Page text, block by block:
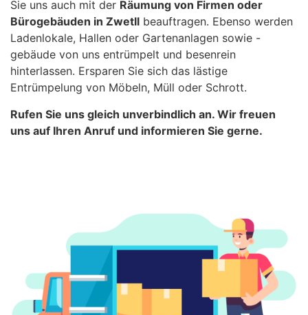
Sie uns auch mit der Räumung von Firmen oder
Bürogebäuden in Zwetll beauftragen. Ebenso werden
Ladenlokale, Hallen oder Gartenanlagen sowie -
gebäude von uns entrümpelt und besenrein
hinterlassen. Ersparen Sie sich das lästige
Entrümpelung von Möbeln, Müll oder Schrott.
Rufen Sie uns gleich unverbindlich an. Wir freuen
uns auf Ihren Anruf und informieren Sie gerne.